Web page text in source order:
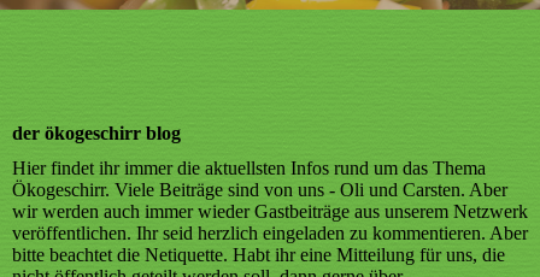
der ökogeschirr blog
Hier findet ihr immer die aktuellsten Infos rund um das Thema
Ökogeschirr. Viele Beiträge sind von uns - Oli und Carsten. Aber
wir werden auch immer wieder Gastbeiträge aus unserem Netzwerk
veröffentlichen. Ihr seid herzlich eingeladen zu kommentieren. Aber
bitte beachtet die Netiquette. Habt ihr eine Mitteilung für uns, die